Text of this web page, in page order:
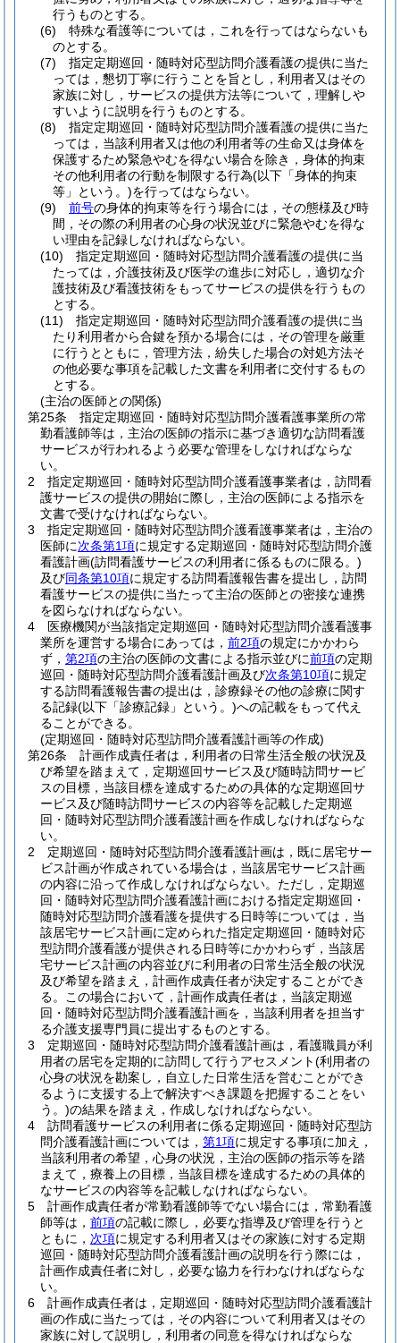
行うものとする。
(6)
特殊な看護等については，これを行ってはならないも
のとする。
(7)
指定定期巡回・随時対応型訪問介護看護の提供に当た
っては，懇切丁寧に行うことを旨とし，利用者又はその
家族に対し，サービスの提供方法等について，理解しや
すいように説明を行うものとする。
(8)
指定定期巡回・随時対応型訪問介護看護の提供に当た
っては，当該利用者又は他の利用者等の生命又は身体を
保護するため緊急やむを得ない場合を除き，身体的拘束
その他利用者の行動を制限する行為(以下「身体的拘束
等」という。)を行ってはならない。
(9)
前号の身体的拘束等を行う場合には，その態様及び時
間，その際の利用者の心身の状況並びに緊急やむを得な
い理由を記録しなければならない。
(10)
指定定期巡回・随時対応型訪問介護看護の提供に当
たっては，介護技術及び医学の進歩に対応し，適切な介
護技術及び看護技術をもってサービスの提供を行うもの
とする。
(11)
指定定期巡回・随時対応型訪問介護看護の提供に当
たり利用者から合鍵を預かる場合には，その管理を厳重
に行うとともに，管理方法，紛失した場合の対処方法そ
の他必要な事項を記載した文書を利用者に交付するもの
とする。
(主治の医師との関係)
第25条
指定定期巡回・随時対応型訪問介護看護事業所の常
勤看護師等は，主治の医師の指示に基づき適切な訪問看護
サービスが行われるよう必要な管理をしなければならな
い。
2
指定定期巡回・随時対応型訪問介護看護事業者は，訪問看
護サービスの提供の開始に際し，主治の医師による指示を
文書で受けなければならない。
3
指定定期巡回・随時対応型訪問介護看護事業者は，主治の
医師に次条第1項に規定する定期巡回・随時対応型訪問介護
看護計画(訪問看護サービスの利用者に係るものに限る。)
及び同条第10項に規定する訪問看護報告書を提出し，訪問
看護サービスの提供に当たって主治の医師との密接な連携
を図らなければならない。
4
医療機関が当該指定定期巡回・随時対応型訪問介護看護事
業所を運営する場合にあっては， 前2項の規定にかかわら
ず， 第2項の主治の医師の文書による指示並びに前項の定期
巡回・随時対応型訪問介護看護計画及び次条第10項に規定
する訪問看護報告書の提出は，診療録その他の診療に関す
る記録(以下「診療記録」という。)への記載をもって代え
ることができる。
(定期巡回・随時対応型訪問介護看護計画等の作成)
第26条
計画作成責任者は，利用者の日常生活全般の状況及
び希望を踏まえて，定期巡回サービス及び随時訪問サービ
スの目標，当該目標を達成するための具体的な定期巡回サ
ービス及び随時訪問サービスの内容等を記載した定期巡
回・随時対応型訪問介護看護計画を作成しなければならな
い。
2
定期巡回・随時対応型訪問介護看護計画は，既に居宅サー
ビス計画が作成されている場合は，当該居宅サービス計画
の内容に沿って作成しなければならない。 ただし，定期巡
回・随時対応型訪問介護看護計画における指定定期巡回・
随時対応型訪問介護看護を提供する日時等については，当
該居宅サービス計画に定められた指定定期巡回・随時対応
型訪問介護看護が提供される日時等にかかわらず，当該居
宅サービス計画の内容並びに利用者の日常生活全般の状況
及び希望を踏まえ，計画作成責任者が決定することができ
る。
この場合において，計画作成責任者は，当該定期巡
回・随時対応型訪問介護看護計画を，当該利用者を担当す
る介護支援専門員に提出するものとする。
3
定期巡回・随時対応型訪問介護看護計画は，看護職員が利
用者の居宅を定期的に訪問して行うアセスメント(利用者の
心身の状況を勘案し，自立した日常生活を営むことができ
るように支援する上で解決すべき課題を把握することをい
う。)の結果を踏まえ，作成しなければならない。
4
訪問看護サービスの利用者に係る定期巡回・随時対応型訪
問介護看護計画については， 第1項に規定する事項に加え，
当該利用者の希望，心身の状況，主治の医師の指示等を踏
まえて，療養上の目標，当該目標を達成するための具体的
なサービスの内容等を記載しなければならない。
5
計画作成責任者が常勤看護師等でない場合には，常勤看護
師等は， 前項の記載に際し，必要な指導及び管理を行うと
ともに， 次項に規定する利用者又はその家族に対する定期
巡回・随時対応型訪問介護看護計画の説明を行う際には，
計画作成責任者に対し，必要な協力を行わなければならな
い。
6
計画作成責任者は，定期巡回・随時対応型訪問介護看護計
画の作成に当たっては，その内容について利用者又はその
家族に対して説明し，利用者の同意を得なければならな